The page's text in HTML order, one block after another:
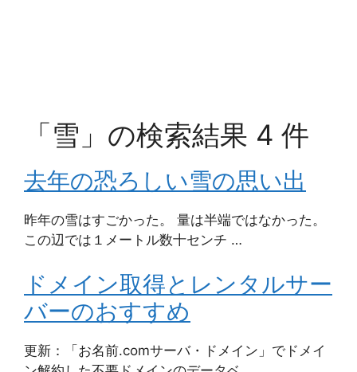
「雪」の検索結果 4 件
去年の恐ろしい雪の思い出
昨年の雪はすごかった。 量は半端ではなかった。
この辺では１メートル数十センチ …
ドメイン取得とレンタルサー
バーのおすすめ
更新：「お名前.comサーバ・ドメイン」でドメイ